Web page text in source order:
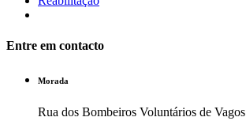
Entre em contacto
Morada
Rua dos Bombeiros Voluntários de